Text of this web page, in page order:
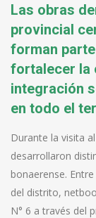
Las obras
provincial
forman
fortalecer la
integración
en todo el
Durante la visita
desarrollaron
bonaerense.
del distrito,
N° 6 a través del